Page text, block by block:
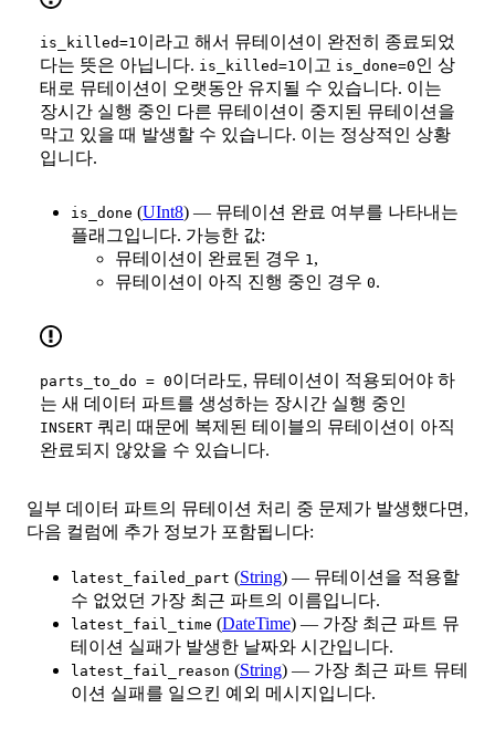
is_killed=1이라고 해서 뮤테이션이 완전히 종료되었
다는 뜻은 아닙니다. is_killed=1이고 is_done=0인 상
태로 뮤테이션이 오랫동안 유지될 수 있습니다. 이는
장시간 실행 중인 다른 뮤테이션이 중지된 뮤테이션을
막고 있을 때 발생할 수 있습니다. 이는 정상적인 상황
입니다.
is_done (UInt8) — 뮤테이션 완료 여부를 나타내는
플래그입니다. 가능한 값:
뮤테이션이 완료된 경우 1,
뮤테이션이 아직 진행 중인 경우 0.
parts_to_do = 0이더라도, 뮤테이션이 적용되어야 하
는 새 데이터 파트를 생성하는 장시간 실행 중인
INSERT 쿼리 때문에 복제된 테이블의 뮤테이션이 아직
완료되지 않았을 수 있습니다.
일부 데이터 파트의 뮤테이션 처리 중 문제가 발생했다면,
다음 컬럼에 추가 정보가 포함됩니다:
latest_failed_part (String) — 뮤테이션을 적용할
수 없었던 가장 최근 파트의 이름입니다.
latest_fail_time (DateTime) — 가장 최근 파트 뮤
테이션 실패가 발생한 날짜와 시간입니다.
latest_fail_reason (String) — 가장 최근 파트 뮤테
이션 실패를 일으킨 예외 메시지입니다.